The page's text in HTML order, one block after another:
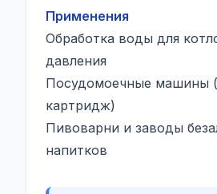
Применения
Обработка воды для
давления
Посудомоечные машины
картридж)
Пивоварни и заводы
напитков